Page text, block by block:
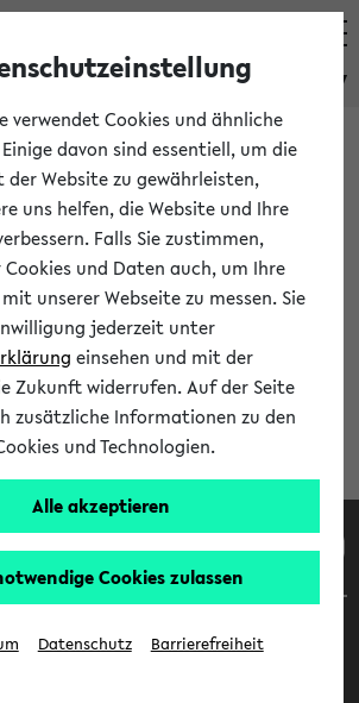
eKVV
wird sich im Verlauf Ihrer eKVV
verwendet Cookies und ähnliche
davon sind essentiell, um die
Website zu gewährleisten,
uns helfen, die Website und Ihre
Falls Sie zustimmen,
Cookies und Daten auch, um Ihre
unserer Webseite zu messen. Sie
jederzeit unter
einsehen und mit der
Zukunft widerrufen. Auf der Seite
zusätzliche Informationen zu den
und Technologien.
Alle akzeptieren
Cookies zulassen
Datenschutz Barrierefreiheit